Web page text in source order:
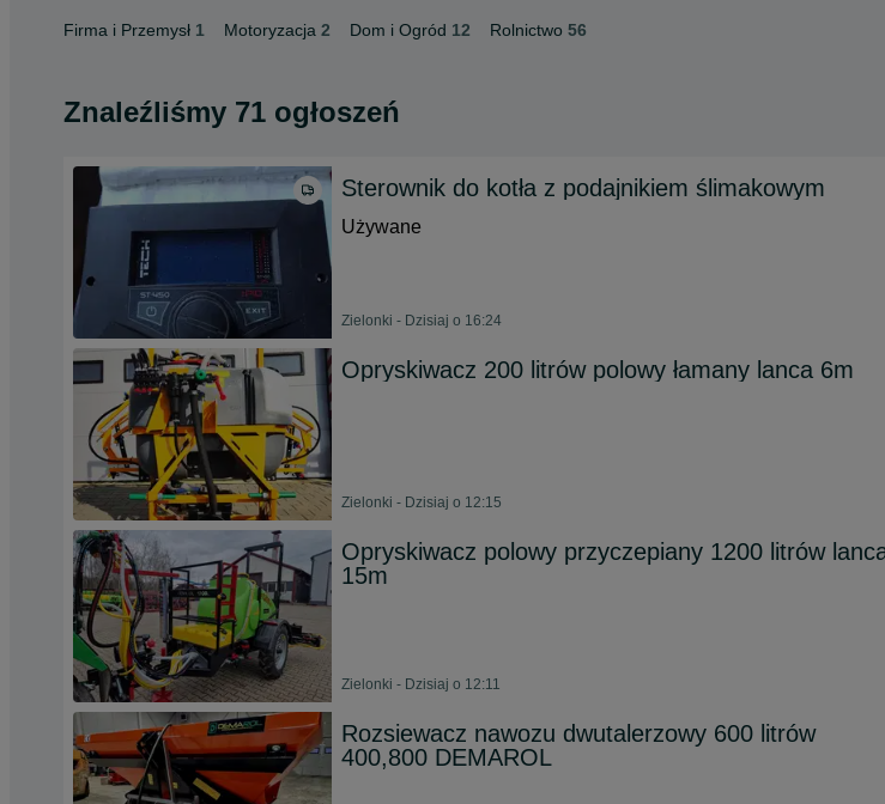
Firma i Przemysł 1 Motoryzacja 2 Dom i Ogród 12 Rolnictwo 56
Znaleźliśmy 71 ogłoszeń
Sterownik do kotła z podajnikiem ślimakowym
Używane
Zielonki - Dzisiaj o 16:24
Opryskiwacz 200 litrów polowy łamany lanca 6m
Zielonki - Dzisiaj o 12:15
Opryskiwacz polowy przyczepiany 1200 litrów
15m
Zielonki - Dzisiaj o 12:11
Rozsiewacz nawozu dwutalerzowy 600 litrów
400,800 DEMAROL